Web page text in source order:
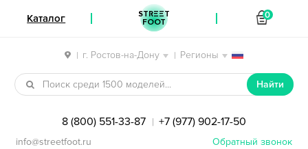
| г. Ростов-на-Дону | Регионы
Перейти к навигации
Перейти к содержимому
Найти
8 (800) 551-33-87 | +7 (977) 902-17-50
Обратный звонок
info@streetfoot.ru
Каталог STREET
FOOT
0